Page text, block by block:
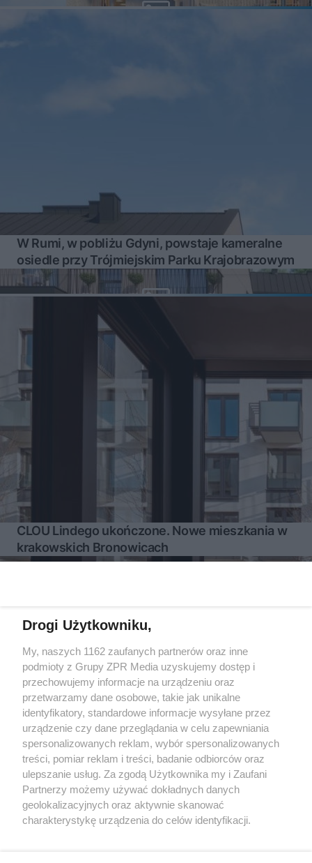
W Rumi, w pobliżu Gdyni, powstaje kameralne
osiedle przy Trójmiejskim Parku Krajobrazowym
CLOU Lindego ukończone. Nowe mieszkania w
krakowskich Bronowicach
Żaden utwór zamieszczony w serwisie nie może być powielany i
rozpowszechniany lub dalej rozpowszechniany w jakikolwiek
sposób (w tym także elektroniczny lub mechaniczny) na
jakimkolwiek polu eksploatacji w jakiejkolwiek formie, włącznie z
umieszczaniem w Internecie bez pisemnej zgody właściciela praw.
Jakiekolwiek użycie lub wykorzystanie utworów w całości lub w
części z naruszeniem prawa, tzn. bez właściwej zgody, jest
zabronione pod groźbą kary i może być ścigane prawnie.
Drogi Użytkowniku,
My, naszych 1162 zaufanych partnerów oraz inne
podmioty z Grupy ZPR Media uzyskujemy dostęp i
przechowujemy informacje na urządzeniu oraz
przetwarzamy dane osobowe, takie jak unikalne
identyfikatory, standardowe informacje wysyłane przez
urządzenie czy dane przeglądania w celu zapewniania
spersonalizowanych reklam, wybór spersonalizowanych
treści, pomiar reklam i treści, badanie odbiorców oraz
ulepszanie usług. Za zgodą Użytkownika my i Zaufani
Partnerzy możemy używać dokładnych danych
geolokalizacyjnych oraz aktywnie skanować
charakterystykę urządzenia do celów identyfikacji.